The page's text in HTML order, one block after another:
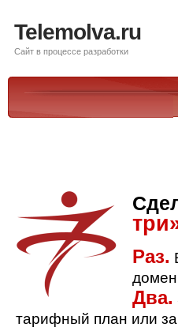
Telemolva.ru
Сайт в процессе разработки
Раз.
Два.
тарифный план или